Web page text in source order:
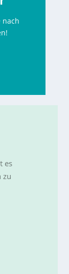
nach
es
zu